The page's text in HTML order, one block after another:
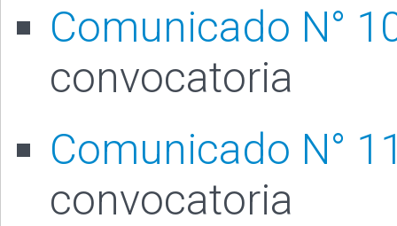
Comunicado N°
convocatoria
Comunicado N°
convocatoria